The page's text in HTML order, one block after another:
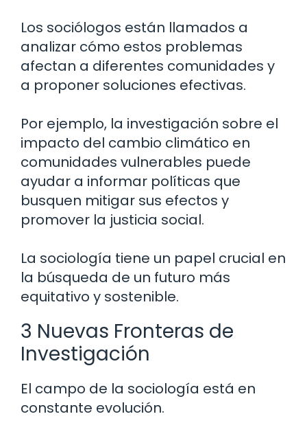
Los sociólogos están llamados a
analizar cómo estos problemas
afectan a diferentes comunidades y
a proponer soluciones efectivas.
Por ejemplo, la investigación sobre el
impacto del cambio climático en
comunidades vulnerables puede
ayudar a informar políticas que
busquen mitigar sus efectos y
promover la justicia social.
La sociología tiene un papel crucial en
la búsqueda de un futuro más
equitativo y sostenible.
3 Nuevas Fronteras de
Investigación
El campo de la sociología está en
constante evolución.